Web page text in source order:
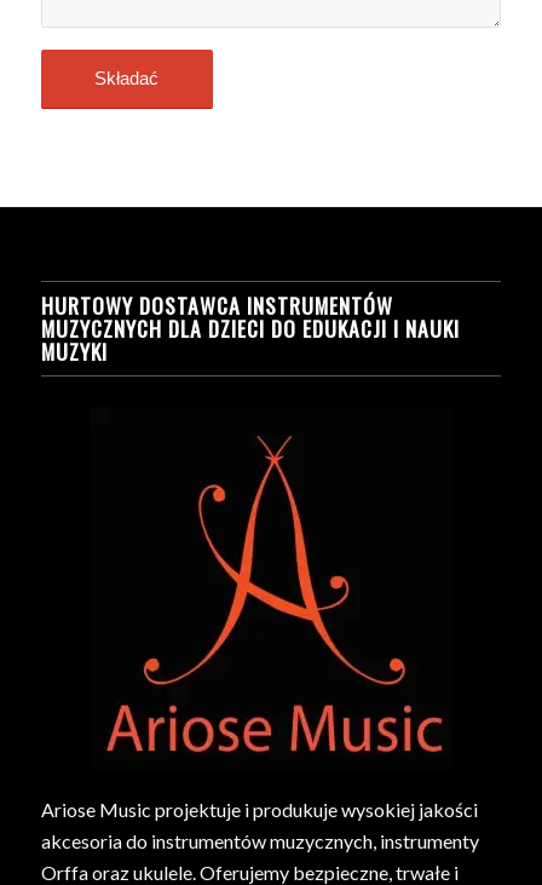
HURTOWY DOSTAWCA INSTRUMENTÓW
MUZYCZNYCH DLA DZIECI DO EDUKACJI I NAUKI
MUZYKI
Ariose Music projektuje i produkuje wysokiej jakości
akcesoria do instrumentów muzycznych, instrumenty
Orffa oraz ukulele. Oferujemy bezpieczne, trwałe i